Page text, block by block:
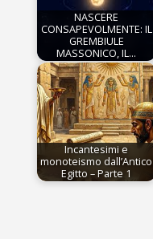
NASCERE
CONSAPEVOLMENTE: IL
GREMBIULE
MASSONICO, IL…
Incantesimi e
monoteismo dall’Antico
Egitto – Parte 1